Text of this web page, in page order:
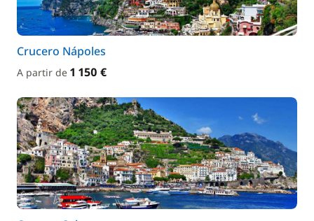
Crucero Nápoles
A partir de 1 150 €